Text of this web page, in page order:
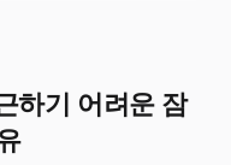
하기 어려운 잠